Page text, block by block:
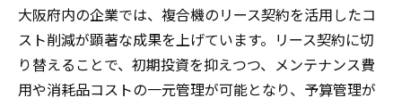
大阪府内の企業では、複合機のリース契約を活用したコ
スト削減が顕著な成果を上げています。リース契約に切
り替えることで、初期投資を抑えつつ、メンテナンス費
用や消耗品コストの一元管理が可能となり、予算管理が